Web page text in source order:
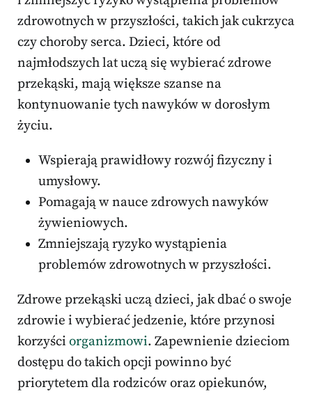
zdrowotnych w przyszłości, takich jak cukrzyca
czy choroby serca. Dzieci, które od
najmłodszych lat uczą się wybierać zdrowe
przekąski, mają większe szanse na
kontynuowanie tych nawyków w dorosłym
życiu.
Wspierają prawidłowy rozwój fizyczny i
umysłowy.
Pomagają w nauce zdrowych nawyków
żywieniowych.
Zmniejszają ryzyko wystąpienia
problemów zdrowotnych w przyszłości.
Zdrowe przekąski uczą dzieci, jak dbać o swoje
zdrowie i wybierać jedzenie, które przynosi
korzyści organizmowi. Zapewnienie dzieciom
dostępu do takich opcji powinno być
priorytetem dla rodziców oraz opiekunów,